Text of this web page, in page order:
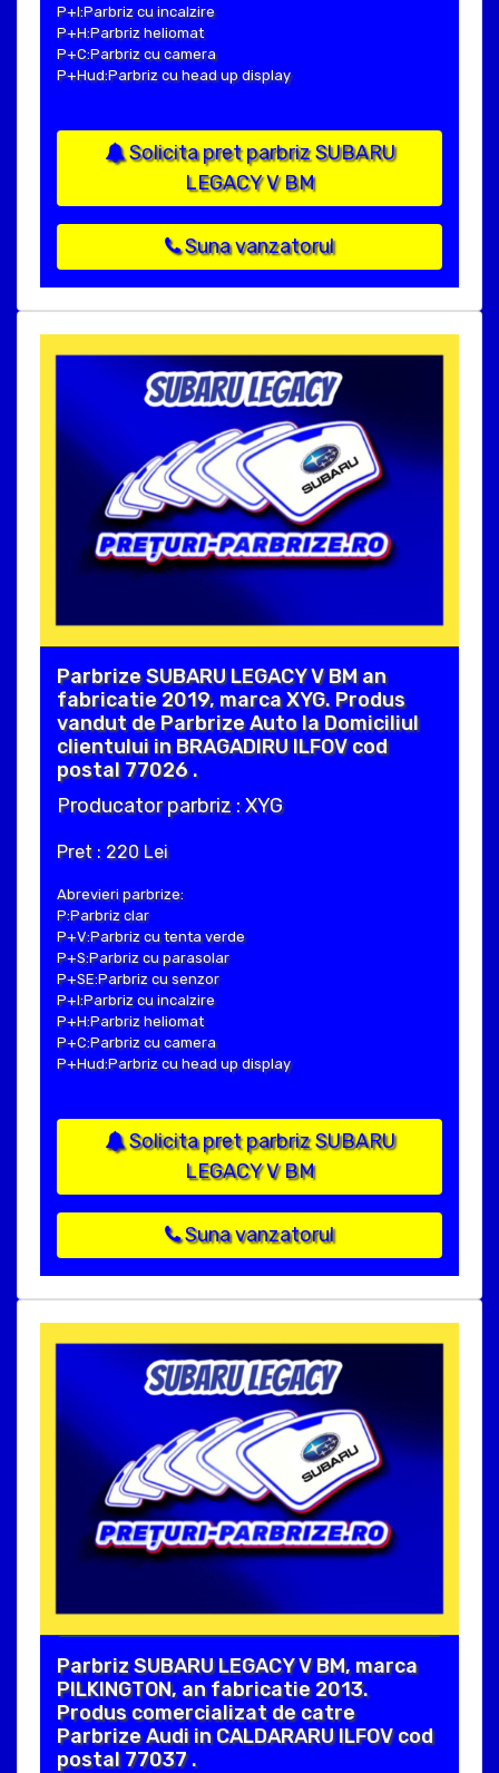
P+I:Parbriz cu incalzire
P+H:Parbriz heliomat
P+C:Parbriz cu camera
P+Hud:Parbriz cu head up display
Solicita pret parbriz SUBARU
LEGACY V BM
Suna vanzatorul
Parbrize SUBARU LEGACY V BM an
fabricatie 2019, marca XYG. Produs
vandut de Parbrize Auto la Domiciliul
clientului in BRAGADIRU ILFOV cod
postal 77026 .
Producator parbriz : XYG
Pret : 220 Lei
Abrevieri parbrize:
P:Parbriz clar
P+V:Parbriz cu tenta verde
P+S:Parbriz cu parasolar
P+SE:Parbriz cu senzor
P+I:Parbriz cu incalzire
P+H:Parbriz heliomat
P+C:Parbriz cu camera
P+Hud:Parbriz cu head up display
Solicita pret parbriz SUBARU
LEGACY V BM
Suna vanzatorul
Parbriz SUBARU LEGACY V BM, marca
PILKINGTON, an fabricatie 2013.
Produs comercializat de catre
Parbrize Audi in CALDARARU ILFOV cod
postal 77037 .